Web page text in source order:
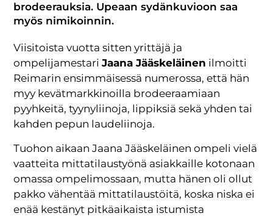
brodeerauksia. Upeaan sydänkuvioon saa
myös nimikoinnin.
Viisitoista vuotta sitten yrittäjä ja
ompelijamestariJaana Jääskeläinen ilmoitti
Reimarin ensimmäisessä numerossa, että hän
myy kevätmarkkinoilla brodeeraamiaan
pyyhkeitä, tyynyliinoja, lippiksiä sekä yhden tai
kahden pepun laudeliinoja.
Tuohon aikaan Jaana Jääskeläinen ompeli vielä
vaatteita mittatilaustyönä asiakkaille kotonaan
omassa ompelimossaan, mutta hänen oli ollut
pakko vähentää mittatilaustöitä, koska niska ei
enää kestänyt pitkäaikaista istumista